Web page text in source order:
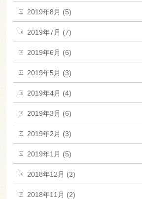
2019年8月 (5)
2019年7月 (7)
2019年6月 (6)
2019年5月 (3)
2019年4月 (4)
2019年3月 (6)
2019年2月 (3)
2019年1月 (5)
2018年12月 (2)
2018年11月 (2)